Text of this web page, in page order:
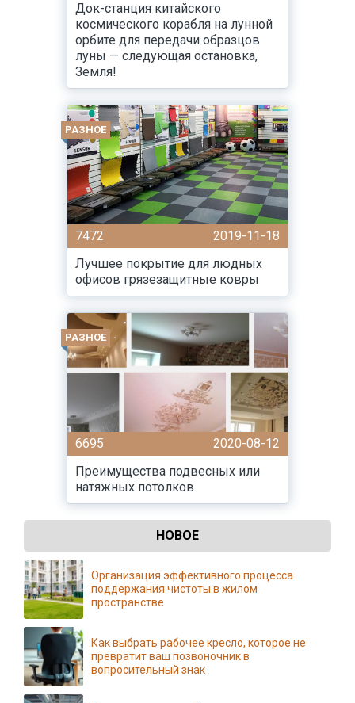
Док-станция китайского
космического корабля на лунной
орбите для передачи образцов
луны — следующая остановка,
Земля!
РАЗНОЕ
7472
2019-11-18
Лучшее покрытие для людных
офисов грязезащитные ковры
РАЗНОЕ
6695
2020-08-12
Преимущества подвесных или
натяжных потолков
НОВОЕ
Организация эффективного процесса
поддержания чистоты в жилом
пространстве
Как выбрать рабочее кресло, которое не
превратит ваш позвоночник в
вопросительный знак